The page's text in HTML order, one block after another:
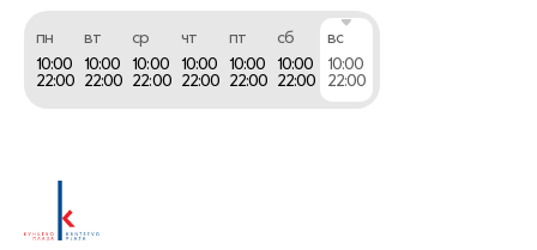
пн
10:00
22:00
вт
10:00
22:00
ср
10:00
22:00
чт
10:00
22:00
пт
10:00
22:00
сб
10:00
22:00
вс
10:00
22:00